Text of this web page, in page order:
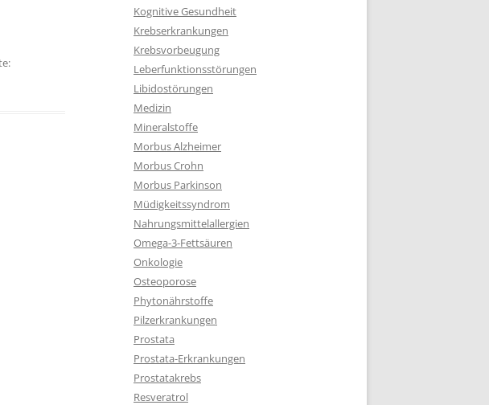
Kognitive Gesundheit
Krebserkrankungen
Krebsvorbeugung
Leberfunktionsstörungen
Libidostörungen
Medizin
Mineralstoffe
Morbus Alzheimer
Morbus Crohn
Morbus Parkinson
Müdigkeitssyndrom
Nahrungsmittelallergien
Omega-3-Fettsäuren
Onkologie
Osteoporose
Phytonährstoffe
Pilzerkrankungen
Prostata
Prostata-Erkrankungen
Prostatakrebs
Resveratrol